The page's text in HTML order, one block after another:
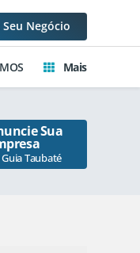
Seu Negócio
Mais
Sua
Taubaté